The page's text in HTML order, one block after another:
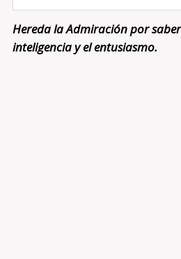
Hereda la Admiración por
inteligencia y el entusiasmo.